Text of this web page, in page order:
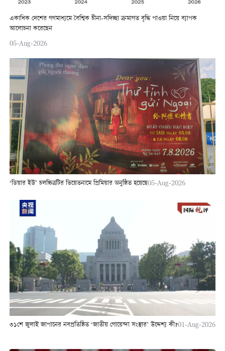
একাধিক দেশের গণমাধ্যমে বৈশ্বিক চীনা-সদিচ্ছা ক্রমাগত বৃদ্ধি পাওয়া নিয়ে ব্যাপক
আলোচনা করেছেন
05-Aug-2026
‘ডিয়ার ইউ’ চলচ্চিত্রটির ভিয়েতনামে প্রিমিয়ার অনুষ্ঠিত হয়েছে05-Aug-2026
৩১শে জুলাই জাপানের নবপ্রতিষ্ঠিত ‘জাতীয় গোয়েন্দা সংস্থার’ উদ্দেশ্য কী?01-Aug-2026